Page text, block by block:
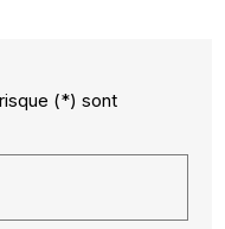
(*) sont